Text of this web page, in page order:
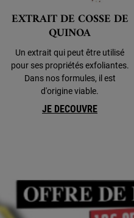
EXTRAIT DE COSSE DE
QUINOA
Un extrait qui peut être utilisé
pour ses propriétés exfoliantes.
Dans nos formules, il est
d'origine viable.
JE DECOUVRE